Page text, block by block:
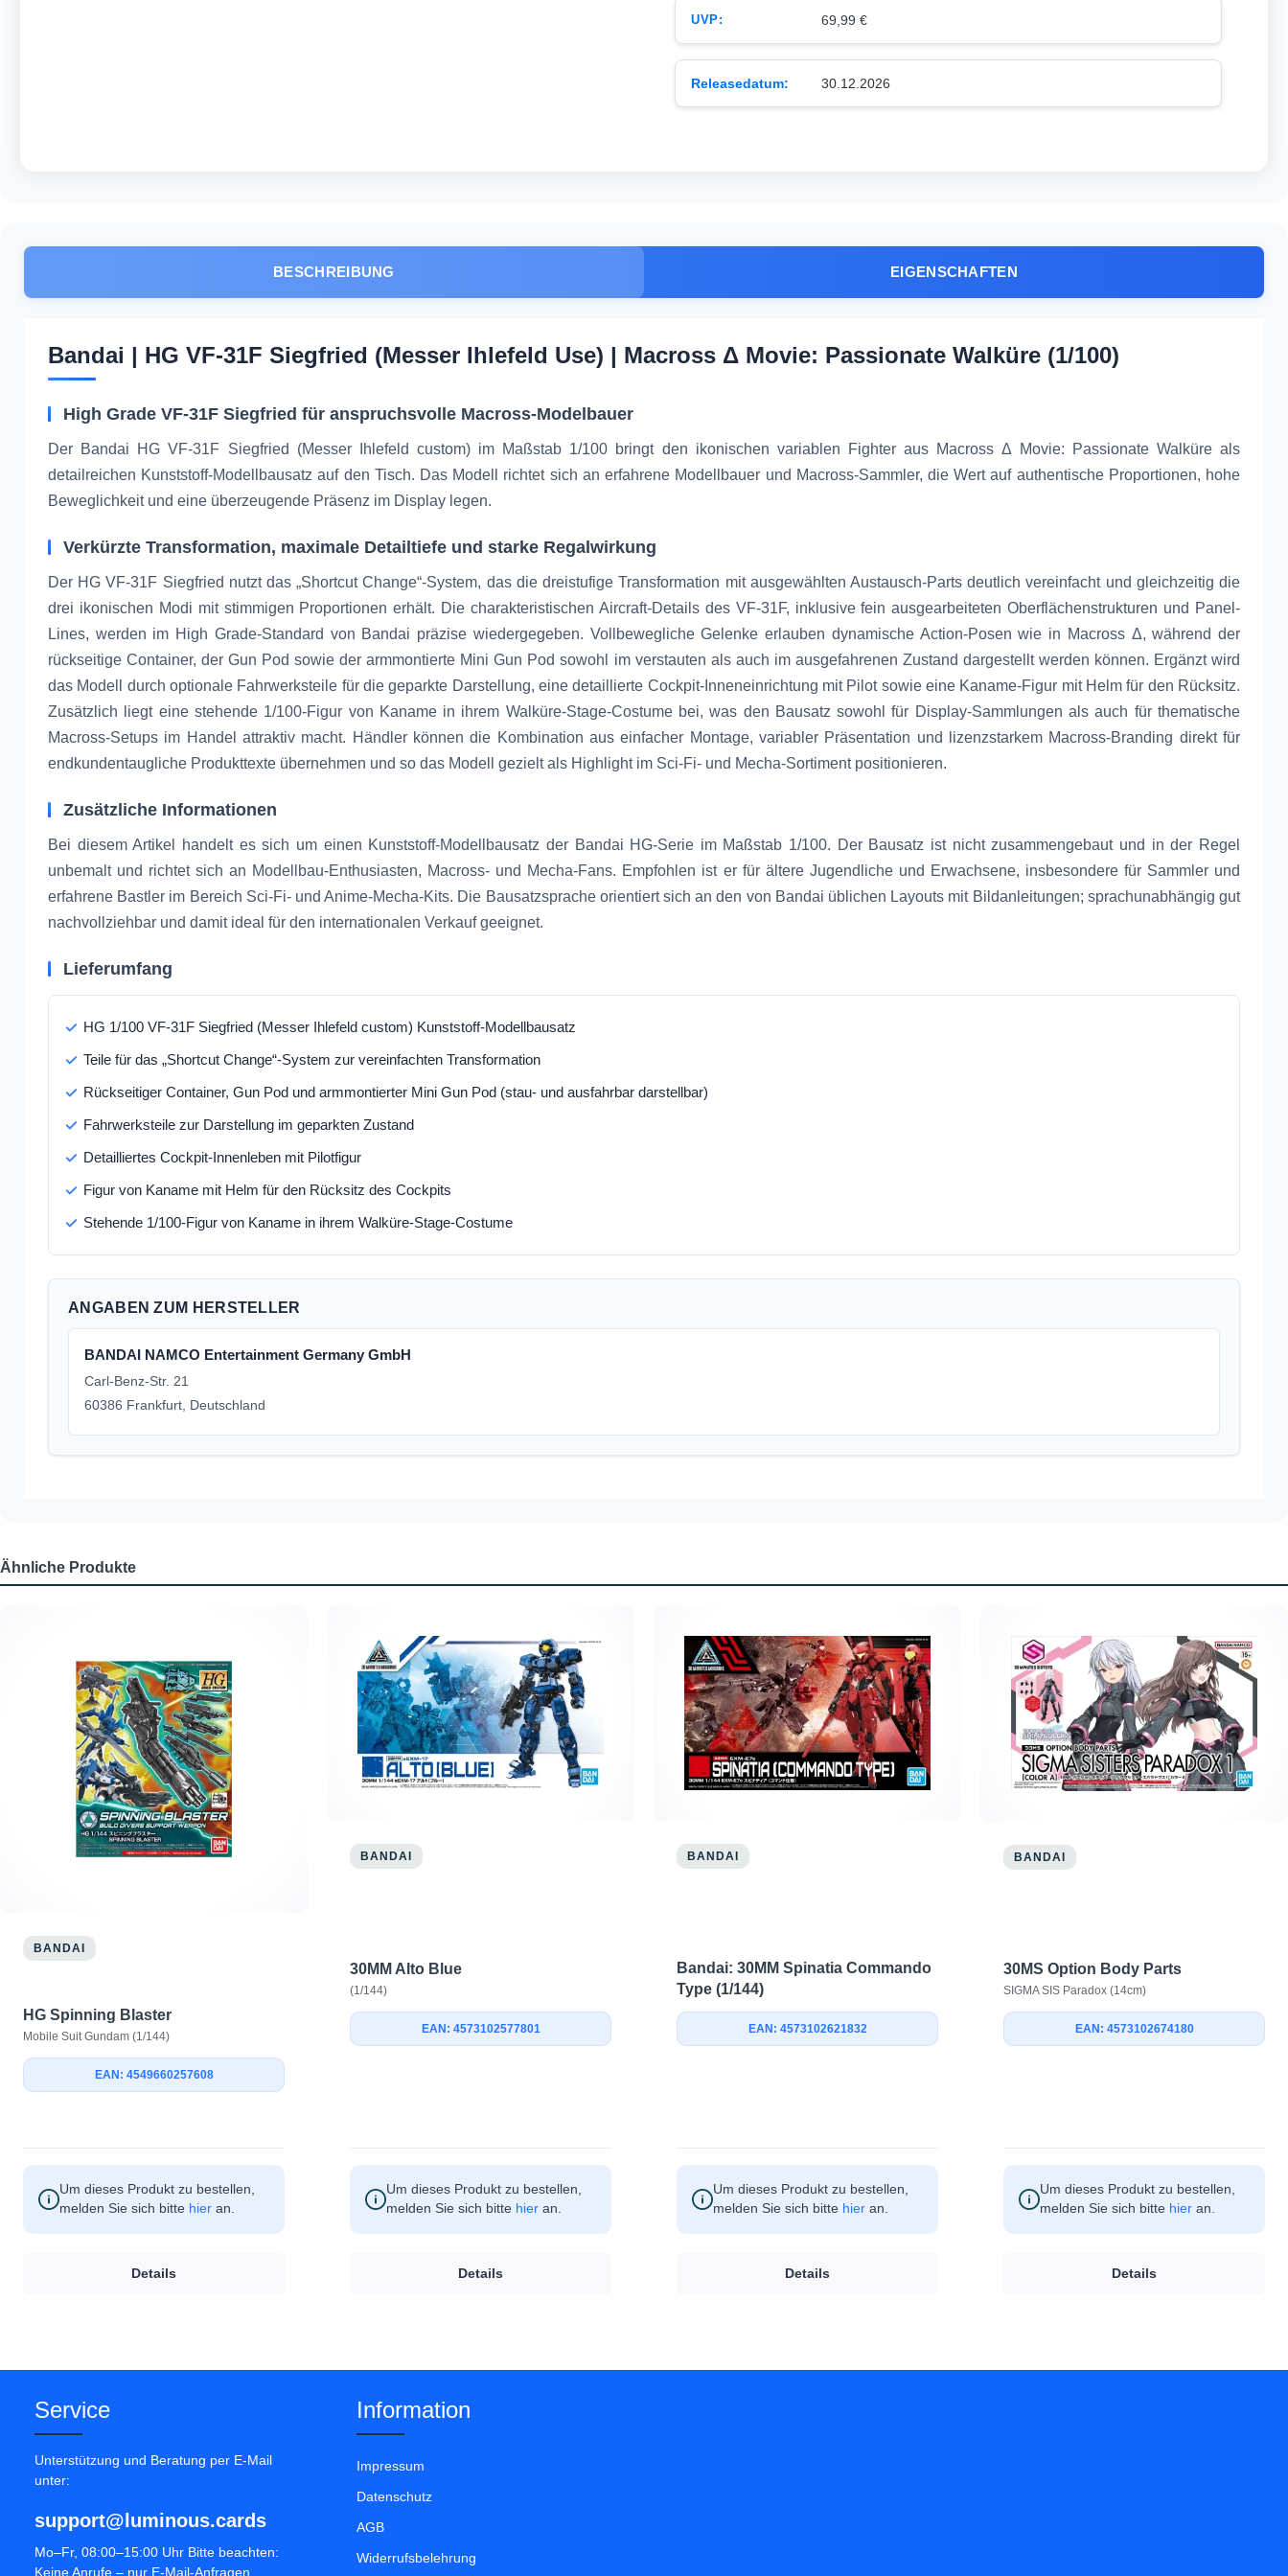
UVP: 69,99 €
Releasedatum: 30.12.2026
BESCHREIBUNG EIGENSCHAFTEN
Bandai | HG VF-31F Siegfried (Messer Ihlefeld Use) | Macross Δ Movie: Passionate Walküre (1/100)
High Grade VF-31F Siegfried für anspruchsvolle Macross-Modelbauer
Der Bandai HG VF-31F Siegfried (Messer Ihlefeld custom) im Maßstab 1/100 bringt den ikonischen variablen Fighter aus Macross Δ Movie: Passionate Walküre als
detailreichen Kunststoff-Modellbausatz auf den Tisch. Das Modell richtet sich an erfahrene Modellbauer und Macross-Sammler, die Wert auf authentische Proportionen, hohe
Beweglichkeit und eine überzeugende Präsenz im Display legen.
Verkürzte Transformation, maximale Detailtiefe und starke Regalwirkung
Der HG VF-31F Siegfried nutzt das „Shortcut Change“-System, das die dreistufige Transformation mit ausgewählten Austausch-Parts deutlich vereinfacht und gleichzeitig die
drei ikonischen Modi mit stimmigen Proportionen erhält. Die charakteristischen Aircraft-Details des VF-31F, inklusive fein ausgearbeiteten Oberflächenstrukturen und Panel-
Lines, werden im High Grade-Standard von Bandai präzise wiedergegeben. Vollbewegliche Gelenke erlauben dynamische Action-Posen wie in Macross Δ, während der
rückseitige Container, der Gun Pod sowie der armmontierte Mini Gun Pod sowohl im verstauten als auch im ausgefahrenen Zustand dargestellt werden können. Ergänzt wird
das Modell durch optionale Fahrwerksteile für die geparkte Darstellung, eine detaillierte Cockpit-Inneneinrichtung mit Pilot sowie eine Kaname-Figur mit Helm für den Rücksitz.
Zusätzlich liegt eine stehende 1/100-Figur von Kaname in ihrem Walküre-Stage-Costume bei, was den Bausatz sowohl für Display-Sammlungen als auch für thematische
Macross-Setups im Handel attraktiv macht. Händler können die Kombination aus einfacher Montage, variabler Präsentation und lizenzstarkem Macross-Branding direkt für
endkundentaugliche Produkttexte übernehmen und so das Modell gezielt als Highlight im Sci-Fi- und Mecha-Sortiment positionieren.
Zusätzliche Informationen
Bei diesem Artikel handelt es sich um einen Kunststoff-Modellbausatz der Bandai HG-Serie im Maßstab 1/100. Der Bausatz ist nicht zusammengebaut und in der Regel
unbemalt und richtet sich an Modellbau-Enthusiasten, Macross- und Mecha-Fans. Empfohlen ist er für ältere Jugendliche und Erwachsene, insbesondere für Sammler und
erfahrene Bastler im Bereich Sci-Fi- und Anime-Mecha-Kits. Die Bausatzsprache orientiert sich an den von Bandai üblichen Layouts mit Bildanleitungen; sprachunabhängig gut
nachvollziehbar und damit ideal für den internationalen Verkauf geeignet.
Lieferumfang
HG 1/100 VF-31F Siegfried (Messer Ihlefeld custom) Kunststoff-Modellbausatz
Teile für das „Shortcut Change“-System zur vereinfachten Transformation
Rückseitiger Container, Gun Pod und armmontierter Mini Gun Pod (stau- und ausfahrbar darstellbar)
Fahrwerksteile zur Darstellung im geparkten Zustand
Detailliertes Cockpit-Innenleben mit Pilotfigur
Figur von Kaname mit Helm für den Rücksitz des Cockpits
Stehende 1/100-Figur von Kaname in ihrem Walküre-Stage-Costume
ANGABEN ZUM HERSTELLER
BANDAI NAMCO Entertainment Germany GmbH
Carl-Benz-Str. 21
60386 Frankfurt, Deutschland
Ähnliche Produkte
BANDAI
HG Spinning Blaster
Mobile Suit Gundam (1/144)
EAN: 4549660257608
Um dieses Produkt zu bestellen,
melden Sie sich bitte hier an.
Details
BANDAI
30MM Alto Blue
(1/144)
EAN: 4573102577801
Um dieses Produkt zu bestellen,
melden Sie sich bitte hier an.
Details
BANDAI
Bandai: 30MM Spinatia Commando
Type (1/144)
EAN: 4573102621832
Um dieses Produkt zu bestellen,
melden Sie sich bitte hier an.
Details
BANDAI
30MS Option Body Parts
SIGMA SIS Paradox (14cm)
EAN: 4573102674180
Um dieses Produkt zu bestellen,
melden Sie sich bitte hier an.
Details
Service
Unterstützung und Beratung per E-Mail
unter:
support@luminous.cards
Mo–Fr, 08:00–15:00 Uhr Bitte beachten:
Keine Anrufe – nur E-Mail-Anfragen.
Information
Impressum
Datenschutz
AGB
Widerrufsbelehrung